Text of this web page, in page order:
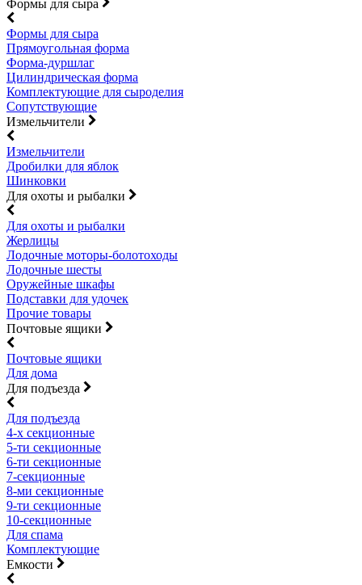
Формы для сыра
Формы для сыра
Прямоугольная форма
Форма-дуршлаг
Цилиндрическая форма
Комплектующие для сыроделия
Сопутствующие
Измельчители
Измельчители
Дробилки для яблок
Шинковки
Для охоты и рыбалки
Для охоты и рыбалки
Жерлицы
Лодочные моторы-болотоходы
Лодочные шесты
Оружейные шкафы
Подставки для удочек
Прочие товары
Почтовые ящики
Почтовые ящики
Для дома
Для подъезда
Для подъезда
4-х секционные
5-ти секционные
6-ти секционные
7-секционные
8-ми секционные
9-ти секционные
10-секционные
Для спама
Комплектующие
Емкости